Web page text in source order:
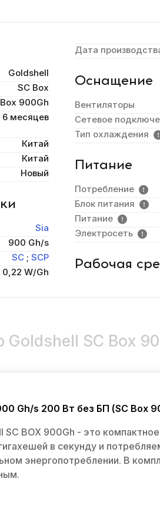
Goldshell
SC Box
900Gh
6 месяцев
Китай
Китай
Новый
Sia
900 Gh/s
SC ; SCP
0,22 W/Gh
Дата
Оснащение
Вентиляторы
Сетевое
Тип охлаждения
Питание
Потребление
Блок питания
Питание
Электросеть
Рабочая
SC Box
Gh/s 200 Вт без БП (SC Box
BOX 900Gh - это
в секунду и
энергопотреблении. В